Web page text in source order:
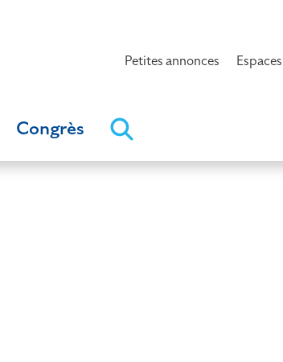
Petites annonces
Congrès